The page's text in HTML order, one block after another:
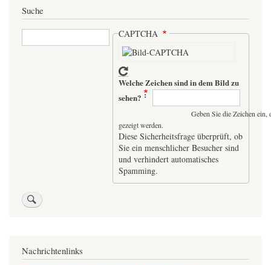
Suche
Suche CAPTCHA
Welche Zeichen sind in dem Bild zu
sehen?
Geben Sie die Zeichen
gezeigt werden.
Diese Sicherheitsfrage überprüft, ob
Sie ein menschlicher Besucher sind
und verhindert automatisches
Spamming.
Nachrichtenlinks